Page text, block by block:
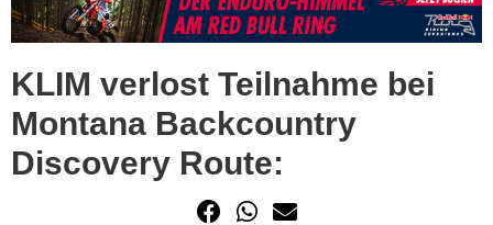
KLIM verlost Teilnahme bei
Montana Backcountry
Discovery Route: